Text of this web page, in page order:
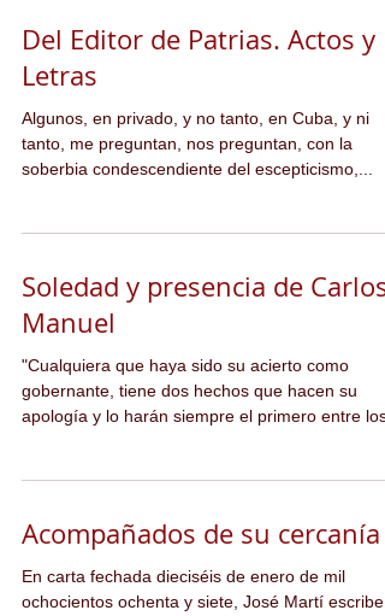
Del Editor de Patrias. Actos y
Letras
Algunos, en privado, y no tanto, en Cuba, y ni
tanto, me preguntan, nos preguntan, con la
soberbia condescendiente del escepticismo,...
Soledad y presencia de Carlos
Manuel
"Cualquiera que haya sido su acierto como
gobernante, tiene dos hechos que hacen su
apología y lo harán siempre el primero entre
Acompañados de su cercanía
En carta fechada dieciséis de enero de mil
ochocientos ochenta y siete, José Martí escribe